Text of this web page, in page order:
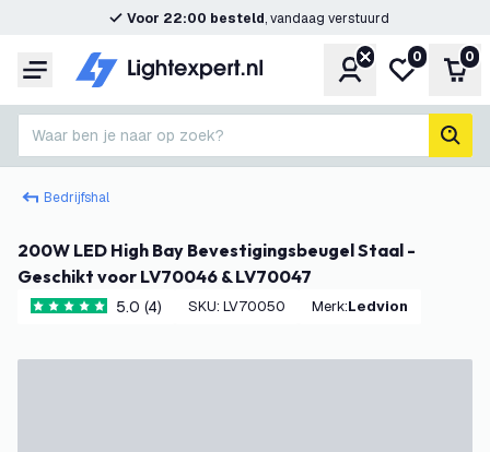
Voor 22:00 besteld, vandaag verstuurd
Menu Account
Mijn
0 0
Waar ben je naar op zoek?
Bedrijfshal
200W LED High Bay Bevestigingsbeugel Staal -
Geschikt voor LV70046 & LV70047
5 score sterren5.0 (4) SKU: LV70050 Merk: Ledvion